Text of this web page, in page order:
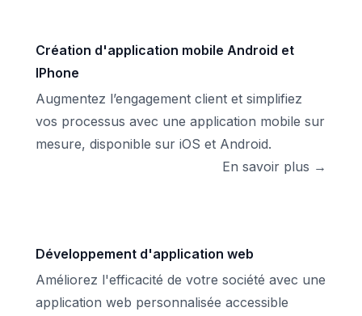
Création d'application mobile Android et
IPhone
Augmentez l’engagement client et simplifiez
vos processus avec une application mobile sur
mesure, disponible sur iOS et Android.
En savoir plus →
Développement d'application web
Améliorez l'efficacité de votre société avec une
application web personnalisée accessible